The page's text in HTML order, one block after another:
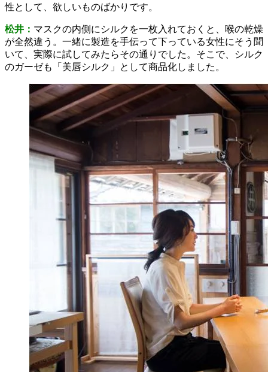
性として、欲しいものばかりです。
松井： マスクの内側にシルクを一枚入れておくと、喉の乾燥
が全然違う。一緒に製造を手伝って下っている女性にそう聞
いて、実際に試してみたらその通りでした。そこで、シルク
のガーゼも「美唇シルク」として商品化しました。